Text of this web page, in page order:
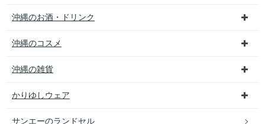
沖縄のお酒・ドリンク
沖縄のコスメ
沖縄の雑貨
かりゆしウェア
サンエーのランドセル